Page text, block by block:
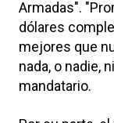
Armadas".
dólares
mejores que
nada, o nadie,
mandatario.